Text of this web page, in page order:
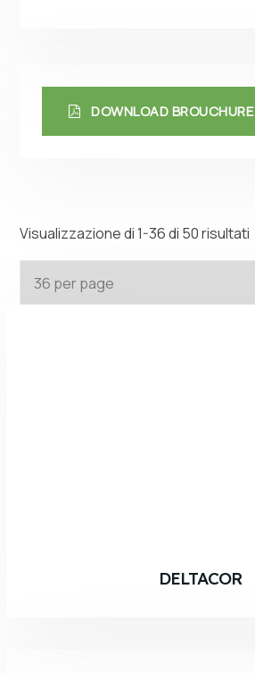
DOWNLOAD BROUCHURE
Visualizzazione di 1-36 di 50 risultati
DELTACOR